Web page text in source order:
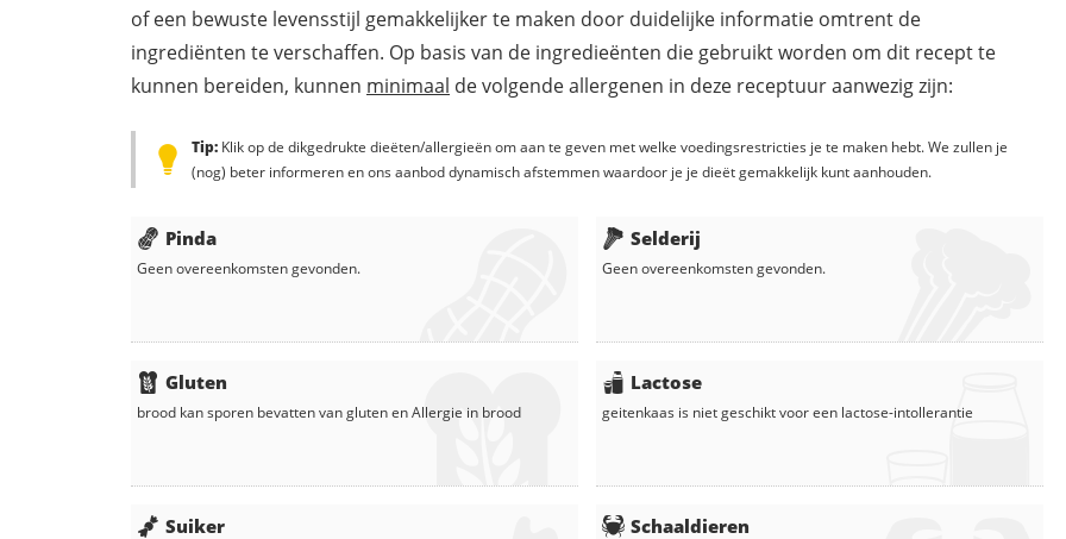
of een bewuste levensstijl gemakkelijker te maken door duidelijke informatie omtrent de
ingrediënten te verschaffen. Op basis van de ingredieënten die gebruikt worden om dit recept te
kunnen bereiden, kunnen minimaal de volgende allergenen in deze receptuur aanwezig zijn:
Tip: Klik op de dikgedrukte dieëten/allergieën om aan te geven met welke voedingsrestricties je te maken hebt. We zullen je
(nog) beter informeren en ons aanbod dynamisch afstemmen waardoor je je dieët gemakkelijk kunt aanhouden.
Pinda
Geen overeenkomsten gevonden.
Gluten
brood kan sporen bevatten van gluten enAllergie in brood
Suiker
Selderij
Geen overeenkomsten gevonden.
Lactose
geitenkaas is niet geschikt voor een lactose-intollerantie
Schaaldieren